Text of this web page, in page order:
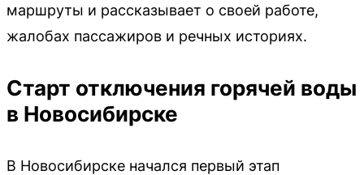
маршруты и рассказывает о своей работе,
жалобах пассажиров и речных историях.
Старт отключения горячей воды
в Новосибирске
В Новосибирске начался первый этап